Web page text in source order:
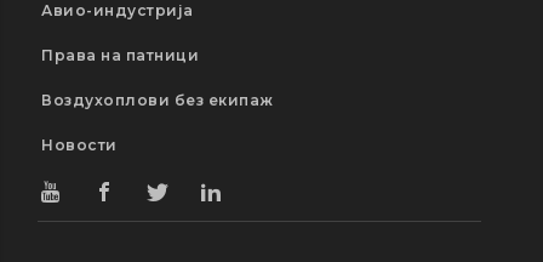
Авио-индустрија
Права на патници
Воздухоплови без екипаж
Новости